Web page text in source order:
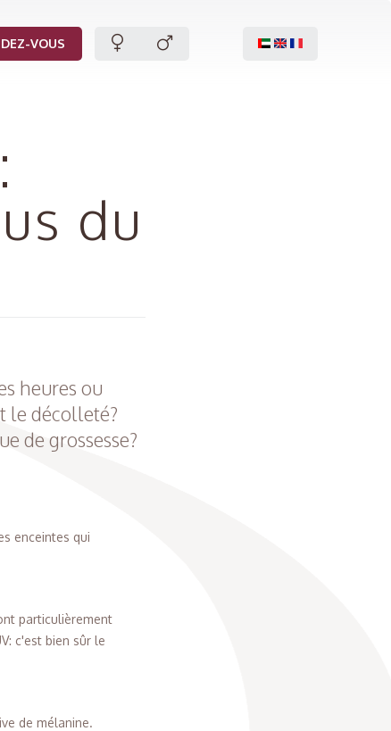
VOUS
du
heures ou
le décolleté?
de grossesse?
enceintes qui
particulièrement
c'est bien sûr le
de mélanine.